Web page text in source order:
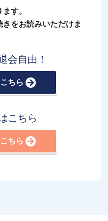
す。
をお読みいただけま
会自由！
ちら
こちら
ちら